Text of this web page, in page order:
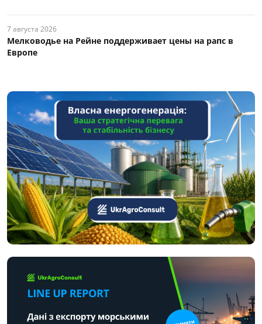
7 августа 2026
Мелководье на Рейне поддерживает цены на рапс в
Европе